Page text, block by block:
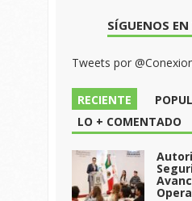
SÍGUENOS
Tweets por
RECIENTE
LO + COMENTADO